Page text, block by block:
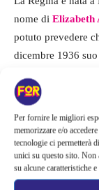
Per fornire le migliori
memorizzare e/o
tecnologie ci permetterà
unici su questo sito. Non
su alcune caratteristiche
nome di Elizabeth
potuto prevedere
dicembre 1936
Il padre di
Lilibet, come era
Nel giro di tre
Germania nazista.
Margaret,